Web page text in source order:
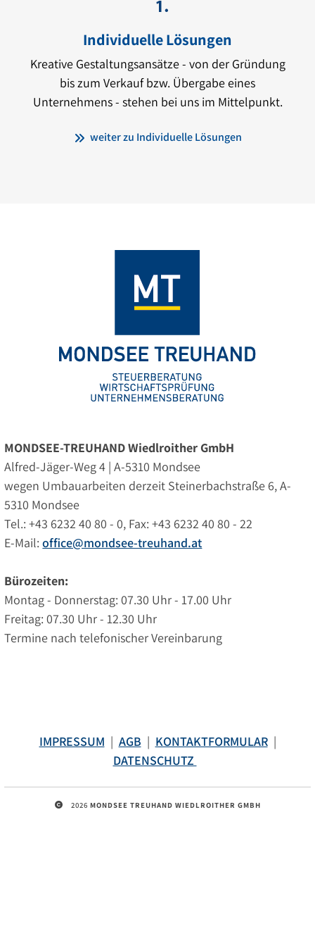
Individuelle Lösungen
Kreative Gestaltungsansätze - von der Gründung
bis zum Verkauf bzw. Übergabe eines
Unternehmens - stehen bei uns im Mittelpunkt.
weiter zu Individuelle Lösungen
MONDSEE-TREUHAND Wiedlroither GmbH
Alfred-Jäger-Weg 4 | A-5310 Mondsee
wegen Umbauarbeiten derzeit Steinerbachstraße 6, A-
5310 Mondsee
Tel.: +43 6232 40 80 - 0, Fax: +43 6232 40 80 - 22
E-Mail:office@mondsee-treuhand.at
Bürozeiten:
Montag - Donnerstag: 07.30 Uhr - 17.00 Uhr
Freitag: 07.30 Uhr - 12.30 Uhr
Termine nach telefonischer Vereinbarung
IMPRESSUM | AGB | KONTAKTFORMULAR|
DATENSCHUTZ
2026 MONDSEE TREUHAND WIEDLROITHER GMBH